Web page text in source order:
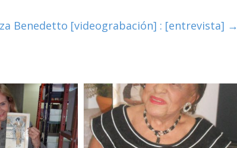
Benedetto [videograbación] : [entrevista] →